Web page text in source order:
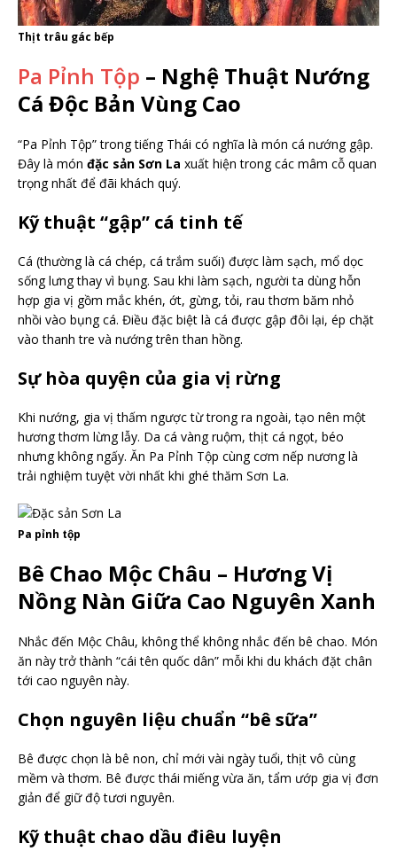
Thịt trâu gác bếp
Pa Pỉnh Tộp – Nghệ Thuật Nướng
Cá Độc Bản Vùng Cao
“Pa Pỉnh Tộp” trong tiếng Thái có nghĩa là món cá nướng gập.
Đây là món đặc sản Sơn La xuất hiện trong các mâm cỗ quan
trọng nhất để đãi khách quý.
Kỹ thuật “gập” cá tinh tế
Cá (thường là cá chép, cá trắm suối) được làm sạch, mổ dọc
sống lưng thay vì bụng. Sau khi làm sạch, người ta dùng hỗn
hợp gia vị gồm mắc khén, ớt, gừng, tỏi, rau thơm băm nhỏ
nhồi vào bụng cá. Điều đặc biệt là cá được gập đôi lại, ép chặt
vào thanh tre và nướng trên than hồng.
Sự hòa quyện của gia vị rừng
Khi nướng, gia vị thấm ngược từ trong ra ngoài, tạo nên một
hương thơm lừng lẫy. Da cá vàng ruộm, thịt cá ngọt, béo
nhưng không ngấy. Ăn Pa Pỉnh Tộp cùng cơm nếp nương là
trải nghiệm tuyệt vời nhất khi ghé thăm Sơn La.
Pa pỉnh tộp
Bê Chao Mộc Châu – Hương Vị
Nồng Nàn Giữa Cao Nguyên Xanh
Nhắc đến Mộc Châu, không thể không nhắc đến bê chao. Món
ăn này trở thành “cái tên quốc dân” mỗi khi du khách đặt chân
tới cao nguyên này.
Chọn nguyên liệu chuẩn “bê sữa”
Bê được chọn là bê non, chỉ mới vài ngày tuổi, thịt vô cùng
mềm và thơm. Bê được thái miếng vừa ăn, tẩm ướp gia vị đơn
giản để giữ độ tươi nguyên.
Kỹ thuật chao dầu điêu luyện